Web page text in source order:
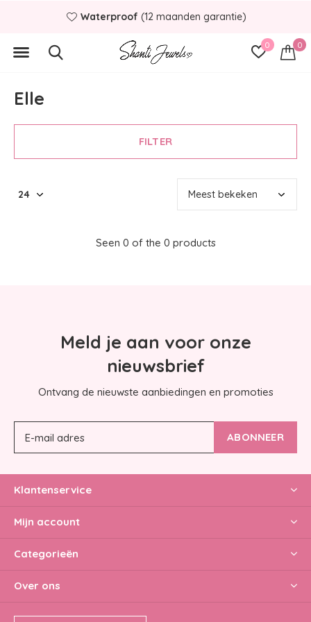
0 0
Waterproof (12 maanden garantie)
Elle
FILTER
Seen 0 of the 0 products
Meld je aan voor onze
nieuwsbrief
Ontvang de nieuwste aanbiedingen en promoties
ABONNEER
Klantenservice
Mijn account
Categorieën
Over ons